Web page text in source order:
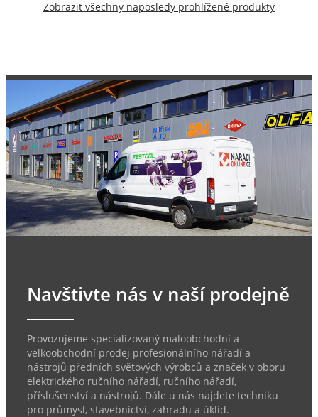
Zobrazit všechny naposledy prohlížené produkty
Navštivte nás v naší prodejně
Provozujeme specializovaný maloobchodní a
velkoobchodní prodej profesionálního nářadí a
nástrojů předních světových výrobců a značek v oboru
elektrického ručního nářadí, ručního nářadí,
příslušenství a nástrojů. Dále u nás najdete techniku
pro průmysl, stavebnictví, zahradu a úklid.